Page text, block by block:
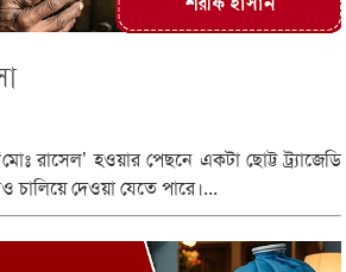
রাসেল’ হওয়ার পেছনে একটা ছোট্ট ট্র্যাজেডি
দেওয়া যেতে পারে।...